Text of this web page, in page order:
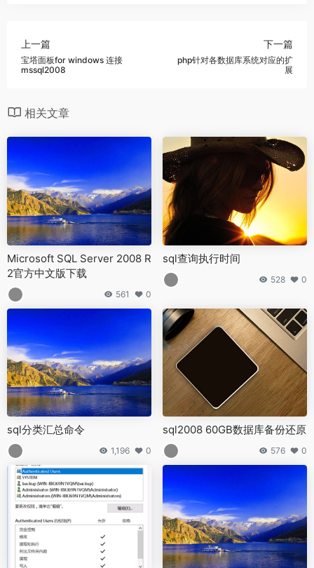
上一篇
宝塔面板for windows 连接
mssql2008
下一篇
php针对各数据库系统对应的扩
展
相关文章
Microsoft SQL Server 2008 R
2官方中文版下载
561 0
sql查询执行时间
528 0
sql分类汇总命令
1,196 0
sql2008 60GB数据库备份还原
576 0